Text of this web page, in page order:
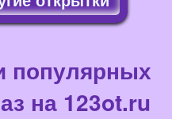
популярных
на 123ot.ru